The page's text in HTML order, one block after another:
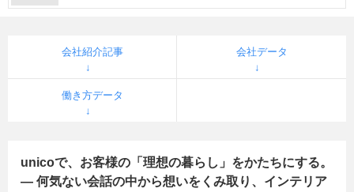
会社紹介記事 会社データ
働き方データ
unicoで、お客様の「理想の暮らし」をかたちにする。
― 何気ない会話の中から想いをくみ取り、インテリア